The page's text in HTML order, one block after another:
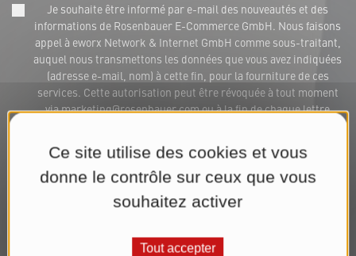
Je souhaite être informé par e-mail des nouveautés et des
informations de Rosenbauer E-Commerce GmbH. Nous faisons
appel à eworx Network & Internet GmbH comme sous-traitant,
auquel nous transmettons les données que vous avez indiquées
(adresse e-mail, nom) à cette fin, pour la fourniture de ces
services. Cette autorisation peut être révoquée à tout moment
via marketing@rosenbauer.com ou à la fin de chaque lettre
de la lettre d'informations jusqu'à la révocation de votre
autorisation. Vous trouverez de plus amples informations dans
notreDéclaration de confidentialité.*
Ce site utilise des cookies et vous
donne le contrôle sur ceux que vous
souhaitez activer
Tout accepter